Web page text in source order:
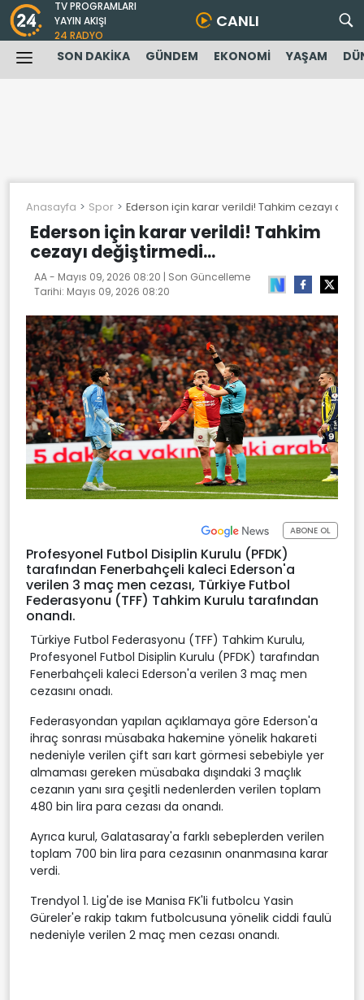
TV PROGRAMLARI
YAYIN AKIŞI
24 RADYO
CANLI
SON DAKİKA GÜNDEM EKONOMİ YAŞAM
Anasayfa Spor Ederson için karar verildi! Tahkim cezayı
Ederson için karar verildi! Tahkim
cezayı değiştirmedi...
AA - Mayıs 09, 2026 08:20 | Son Güncelleme
Tarihi: Mayıs 09, 2026 08:20
ABONE OL
Profesyonel Futbol Disiplin Kurulu (PFDK)
tarafından Fenerbahçeli kaleci Ederson'a
verilen 3 maç men cezası, Türkiye Futbol
Federasyonu (TFF) Tahkim Kurulu tarafından
onandı.
Türkiye Futbol Federasyonu (TFF) Tahkim Kurulu,
Profesyonel Futbol Disiplin Kurulu (PFDK) tarafından
Fenerbahçeli kaleci Ederson'a verilen 3 maç men
cezasını onadı.
Federasyondan yapılan açıklamaya göre Ederson'a
ihraç sonrası müsabaka hakemine yönelik hakareti
nedeniyle verilen çift sarı kart görmesi sebebiyle yer
almaması gereken müsabaka dışındaki 3 maçlık
cezanın yanı sıra çeşitli nedenlerden verilen toplam
480 bin lira para cezası da onandı.
Ayrıca kurul, Galatasaray'a farklı sebeplerden verilen
toplam 700 bin lira para cezasının onanmasına karar
verdi.
Trendyol 1. Lig'de ise Manisa FK'li futbolcu Yasin
Güreler'e rakip takım futbolcusuna yönelik ciddi faulü
nedeniyle verilen 2 maç men cezası onandı.